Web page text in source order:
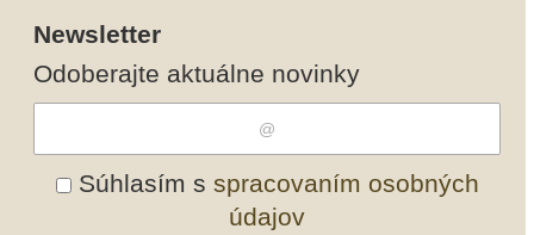
Newsletter
Odoberajte aktuálne novinky
Súhlasím s spracovaním osobných
údajov